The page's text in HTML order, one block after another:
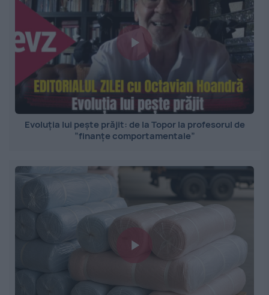
Evoluția lui pește prăjit: de la Topor la profesorul de
”finanțe comportamentale”